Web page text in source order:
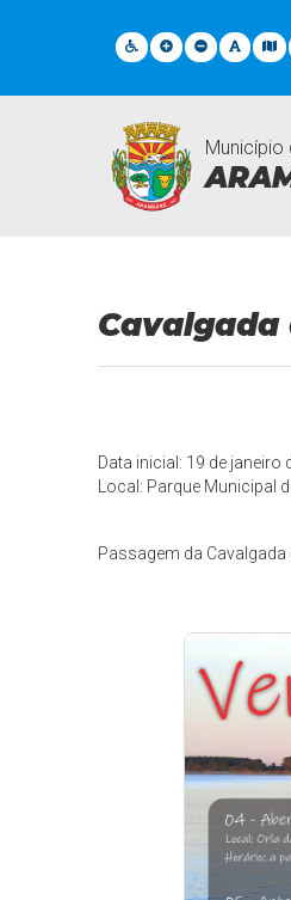
Município
Eventos
Cavalgada
Data inicial: 19 de janeiro
Local: Parque Municipal
Passagem da